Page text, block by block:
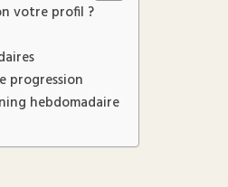
votre profil ?
progression
hebdomadaire